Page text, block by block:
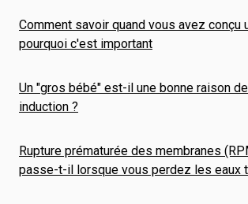
Comment savoir quand vous avez conçu
pourquoi c'est important
Un "gros bébé" est-il une bonne raison
induction ?
Rupture prématurée des membranes
passe-t-il lorsque vous perdez les eaux